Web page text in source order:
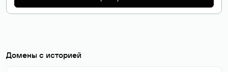
Домены с историей